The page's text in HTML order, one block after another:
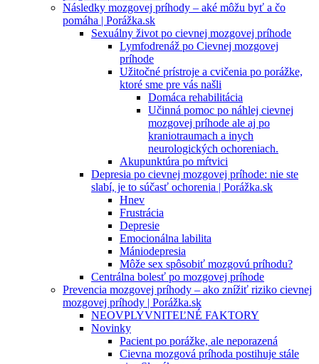
Následky mozgovej príhody – aké môžu byť a čo
pomáha | Porážka.sk
Sexuálny život po cievnej mozgovej príhode
Lymfodrenáž po Cievnej mozgovej
príhode
Užitočné prístroje a cvičenia po porážke,
ktoré sme pre vás našli
Domáca rehabilitácia
Učinná pomoc po náhlej cievnej
mozgovej príhode ale aj po
kraniotraumach a inych
neurologických ochoreniach.
Akupunktúra po mŕtvici
Depresia po cievnej mozgovej príhode: nie ste
slabí, je to súčasť ochorenia | Porážka.sk
Hnev
Frustrácia
Depresie
Emocionálna labilita
Mániodepresia
Môže sex spôsobiť mozgovú príhodu?
Centrálna bolesť po mozgovej príhode
Prevencia mozgovej príhody – ako znížiť riziko cievnej
mozgovej príhody | Porážka.sk
NEOVPLYVNITEĽNÉ FAKTORY
Novinky
Pacient po porážke, ale neporazená
Cievna mozgová príhoda postihuje stále